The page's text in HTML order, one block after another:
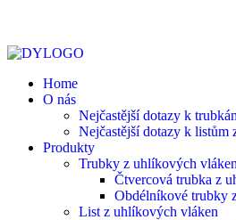
Home
O nás
Nejčastější dotazy k
Nejčastější dotazy k listům
Produkty
Trubky z uhlíkových vláken
Čtvercová trubka z
Obdélníkové trubky
List z uhlíkových vláken